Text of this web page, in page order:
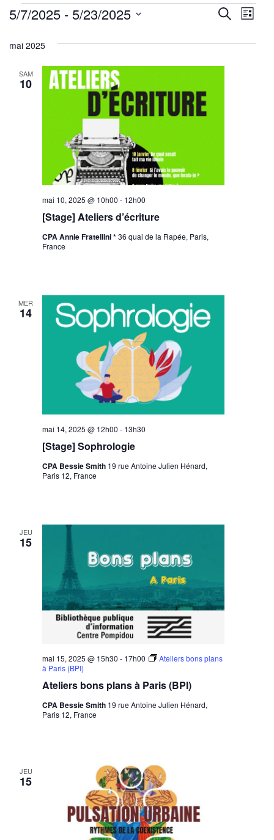
Évènements
et
Recherche
Liste
5/7/2025 - 5/23/2025
une
mai 2025
SAM
10
[Stage] Ateliers d’écriture
mai 10, 2025 @ 10h00 - 12h00
CPA Annie Fratellini *36 quai de la Rapée, Paris,
France
MER
14
[Stage] Sophrologie
mai 14, 2025 @ 12h00 - 13h30
CPA Bessie Smith 19 rue Antoine Julien Hénard,
Paris 12, France
JEU
15
Ateliers bons plans à Paris (BPI)
mai 15, 2025 @ 15h30 - 17h00
Ateliers bons plans
à Paris (BPI)
CPA Bessie Smith 19 rue Antoine Julien Hénard,
Paris 12, France
JEU
15